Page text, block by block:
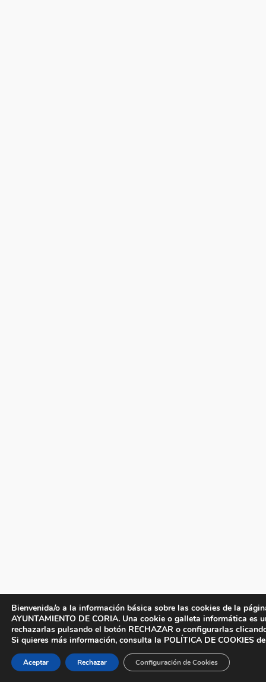
Bienvenida/o a la información básica sobre las cookies de la
AYUNTAMIENTO DE CORIA. Una cookie o galleta informática
rechazarlas pulsando el botón RECHAZAR o configurarlas
Si quieres más información, consulta la POLÍTICA DE COOKIES
Aceptar Rechazar Configuración de Cookies